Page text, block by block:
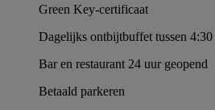
Green Key-certificaat
Dagelijks ontbijtbuffet tussen
Bar en restaurant 24 uur geopend
Betaald parkeren